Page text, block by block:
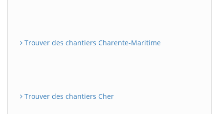
Trouver des chantiers Charente-Maritime
Trouver des chantiers Cher